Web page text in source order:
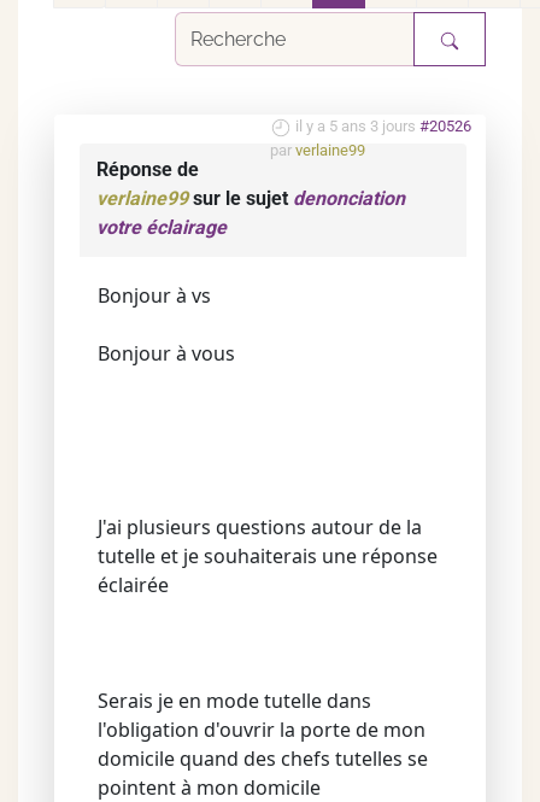
il y a 5 ans 3 jours #20526
par verlaine99
Réponse de
verlaine99sur le sujet denonciation
votre éclairage
Bonjour à vs
Bonjour à vous
J'ai plusieurs questions autour de la
tutelle et je souhaiterais une réponse
éclairée
Serais je en mode tutelle dans
l'obligation d'ouvrir la porte de mon
domicile quand des chefs tutelles se
pointent à mon domicile